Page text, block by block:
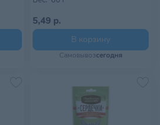
5,49 р.
В корзину
Самовывозсегодня